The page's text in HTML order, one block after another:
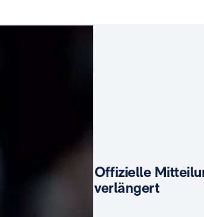
Offizielle
verlängert